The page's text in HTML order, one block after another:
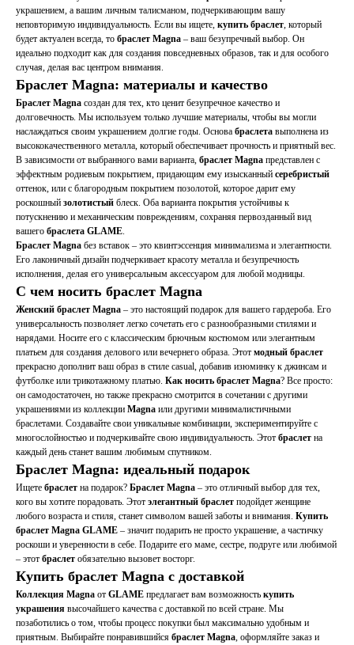
украшением, а вашим личным талисманом, подчеркивающим вашу
неповторимую индивидуальность. Если вы ищете, купить браслет, который
будет актуален всегда, то браслет Magna – ваш безупречный выбор. Он
идеально подходит как для создания повседневных образов, так и для особого
случая, делая вас центром внимания.
Браслет Magna: материалы и качество
Браслет Magna создан для тех, кто ценит безупречное качество и
долговечность. Мы используем только лучшие материалы, чтобы вы могли
наслаждаться своим украшением долгие годы. Основа браслета выполнена из
высококачественного металла, который обеспечивает прочность и приятный вес.
В зависимости от выбранного вами варианта, браслет Magna представлен с
эффектным родиевым покрытием, придающим ему изысканный серебристый
оттенок, или с благородным покрытием позолотой, которое дарит ему
роскошный золотистый блеск. Оба варианта покрытия устойчивы к
потускнению и механическим повреждениям, сохраняя первозданный вид
вашего браслета GLAME.
Браслет Magna без вставок – это квинтэссенция минимализма и элегантности.
Его лаконичный дизайн подчеркивает красоту металла и безупречность
исполнения, делая его универсальным аксессуаром для любой модницы.
С чем носить браслет Magna
Женский браслет Magna – это настоящий подарок для вашего гардероба. Его
универсальность позволяет легко сочетать его с разнообразными стилями и
нарядами. Носите его с классическим брючным костюмом или элегантным
платьем для создания делового или вечернего образа. Этот модный браслет
прекрасно дополнит ваш образ в стиле casual, добавив изюминку к джинсам и
футболке или трикотажному платью. Как носить браслет Magna? Все просто:
он самодостаточен, но также прекрасно смотрится в сочетании с другими
украшениями из коллекции Magna или другими минималистичными
браслетами. Создавайте свои уникальные комбинации, экспериментируйте с
многослойностью и подчеркивайте свою индивидуальность. Этот браслет на
каждый день станет вашим любимым спутником.
Браслет Magna: идеальный подарок
Ищете браслет на подарок? Браслет Magna – это отличный выбор для тех,
кого вы хотите порадовать. Этот элегантный браслет подойдет женщине
любого возраста и стиля, станет символом вашей заботы и внимания. Купить
браслет Magna GLAME – значит подарить не просто украшение, а частичку
роскоши и уверенности в себе. Подарите его маме, сестре, подруге или любимой
– этот браслет обязательно вызовет восторг.
Купить браслет Magna с доставкой
Коллекция Magna от GLAME предлагает вам возможность купить
украшения высочайшего качества с доставкой по всей стране. Мы
позаботились о том, чтобы процесс покупки был максимально удобным и
приятным. Выбирайте понравившийся браслет Magna, оформляйте заказ и